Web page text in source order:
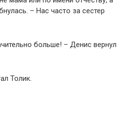
– Нас часто за сестер
больше! – Денис вернул
Толик.